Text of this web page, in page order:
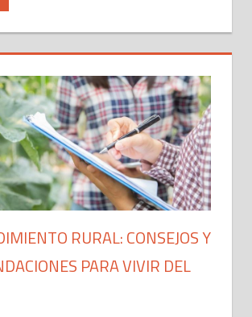
RURAL: CONSEJOS Y
PARA VIVIR DEL